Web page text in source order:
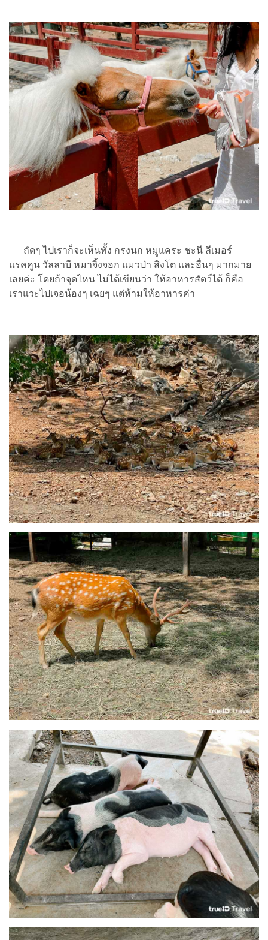
ถัดๆ ไปเราก็จะเห็นทั้ง กรงนก หมูแคระ ชะนี ลีเมอร์
แรคคูน วัลลาบี หมาจิ้งจอก แมวป่า สิงโต และอื่นๆ มากมาย
เลยค่ะ โดยถ้าจุดไหน ไม่ได้เขียนว่า ให้อาหารสัตว์ได้ ก็คือ
เราแวะไปเจอน้องๆ เฉยๆ แต่ห้ามให้อาหารค่า